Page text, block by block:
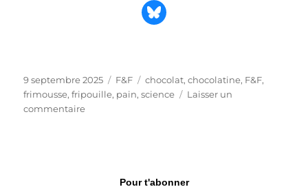
Partager sur Bluesky
Publié
le
9 septembre 2025 Catégories
F&F Étiquettes
chocolat,chocolatine, F&F,
frimousse,fripouille, pain,science
Laisser un
commentairesur
Pour t'abonner